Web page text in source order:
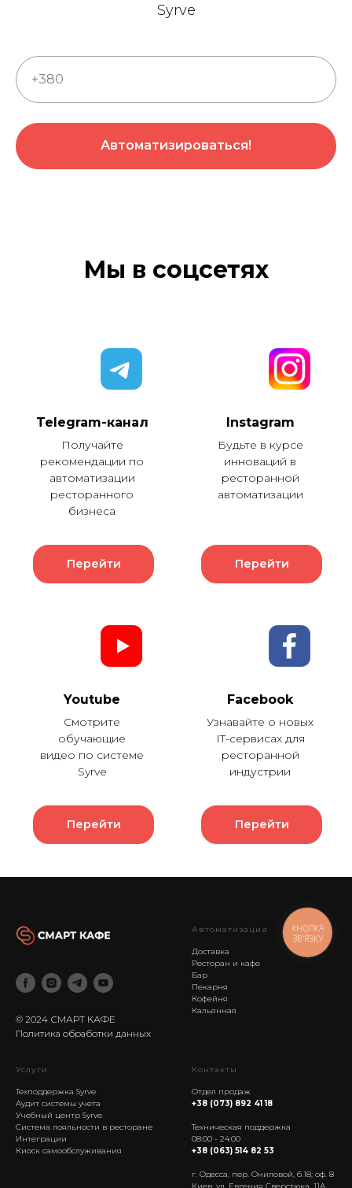
Syrve
+380
Автоматизироваться!
Мы в соцсетях
Telegram-канал
Получайте
рекомендации по
автоматизации
ресторанного
бизнеса
Перейти
Instagram
Будьте в курсе
инноваций в
ресторанной
автоматизации
Перейти
Youtube
Смотрите
обучающие
видео по системе
Syrve
Перейти
Facebook
Узнавайте о новых
IT-сервисах для
ресторанной
индустрии
Перейти
© 2024 СМАРТ КАФЕ
Политика обработки данных
Автоматизация
Доставка
Ресторан и кафе
Бар
Пекарня
Кофейня
Кальянная
Услуги
Техподдержка Syrve
Аудит системы учета
Учебный центр Syrve
Система лояльности в ресторане
Интеграции
Киоск самообслуживания
Контакты
Отдел продаж
+38 (073) 892 41 18
Техническая поддержка
08:00 - 24:00
+38 (063) 514 82 53
г. Одесса, пер. Ониловой, б.18, оф. 8
Киев, ул. Евгения Сверстюка, 11А,
КНОПКА
ЗВ'ЯЗКУ